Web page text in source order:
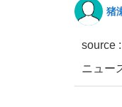
猪
source :
ニュー